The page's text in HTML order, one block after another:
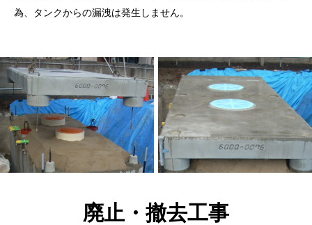
為、タンクからの漏洩は発生しません。
廃止・撤去工事